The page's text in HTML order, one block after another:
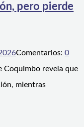
pero pierde
Comentarios: 0
Coquimbo revela que
mientras